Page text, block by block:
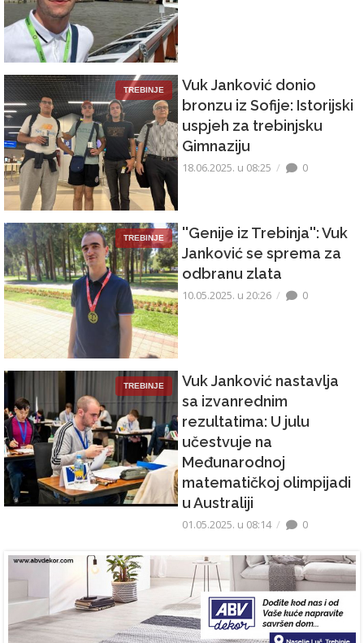
TREBINJE
Vuk Janković donio
bronzu iz Sofije: Istorijski
uspjeh za trebinjsku
Gimnaziju
18.06.2025. u 08:25 0
TREBINJE
''Genije iz Trebinja'': Vuk
Janković se sprema za
odbranu zlata
10.05.2025. u 20:26 0
TREBINJE
Vuk Janković nastavlja
sa izvanrednim
rezultatima: U julu
učestvuje na
Međunarodnoj
matematičkoj olimpijadi
u Australiji
01.05.2025. u 08:14 0